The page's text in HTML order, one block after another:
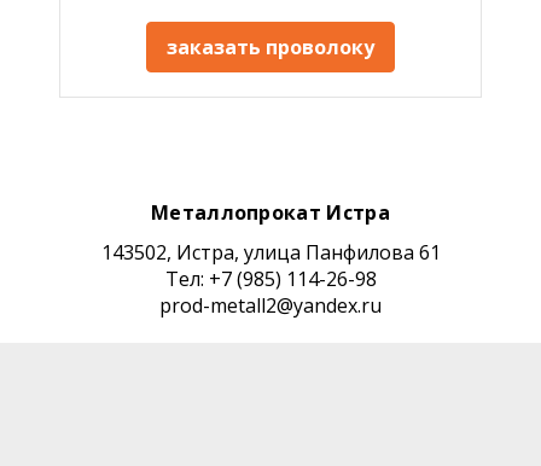
заказать проволоку
Металлопрокат Истра
143502, Истра, улица Панфилова 61
Тел: +7 (985) 114-26-98
prod-metall2@yandex.ru